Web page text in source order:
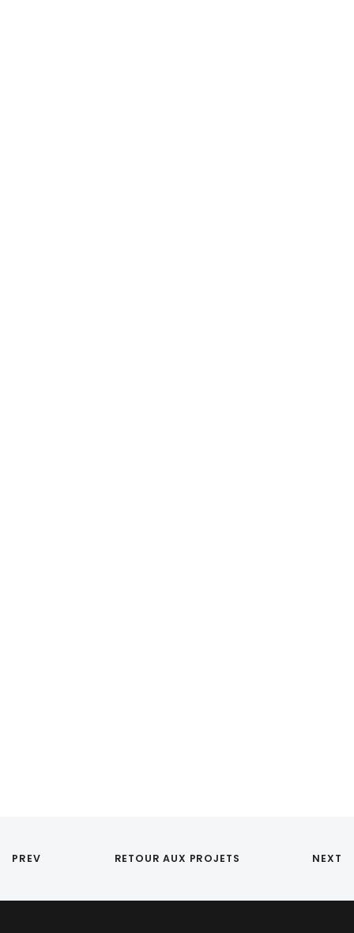
PREV RETOUR AUX PROJETS NEXT